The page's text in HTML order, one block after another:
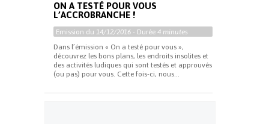
ON A TESTÉ POUR VOUS
L’ACCROBRANCHE !
Emission du 14/12/2016 - Durée 4 minutes
Dans l’émission « On a testé pour vous »,
découvrez les bons plans, les endroits insolites et
des activités ludiques qui sont testés et approuvés
(ou pas) pour vous. Cette fois-ci, nous...